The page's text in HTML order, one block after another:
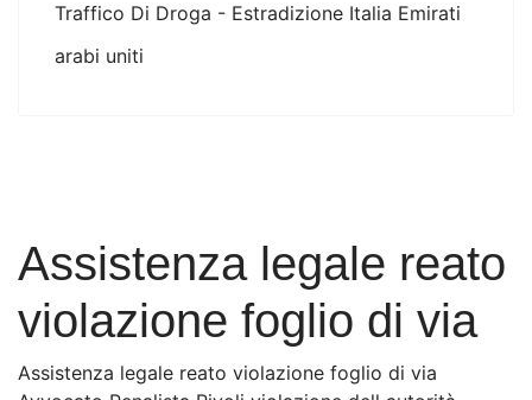
Traffico Di Droga - Estradizione Italia Emirati
arabi uniti
Assistenza legale reato
violazione foglio di via
Assistenza legale reato violazione foglio di via